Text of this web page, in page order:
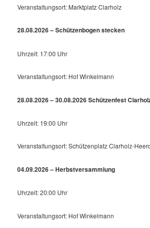
Veranstaltungsort: Marktplatz Clarholz
28.08.2026 – Schützenbogen stecken
Uhrzeit: 17:00 Uhr
Veranstaltungsort: Hof Winkelmann
28.08.2026 – 30.08.2026 Schützenfest
Uhrzeit: 19:00 Uhr
Veranstaltungsort: Schützenplatz Clarholz-
04.09.2026 – Herbstversammlung
Uhrzeit: 20:00 Uhr
Veranstaltungsort: Hof Winkelmann